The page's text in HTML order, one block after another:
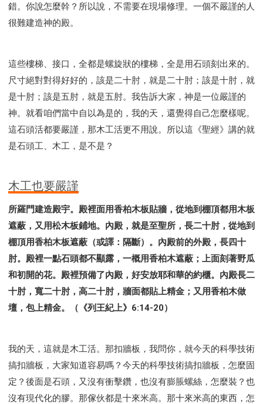
錯。你說怎麼幹？所以說，不需要在現場修理。一個不嚴謹的人
很難建造神的殿。
這些樓梯、接口，全都是螺旋狀的樓梯，全是用石頭刻出來的。
尺寸絕對對得好好的，該是二十肘，就是二十肘；該是十肘，就
是十肘；該是五肘，就是五肘。我告訴大家，神是一位嚴謹的
神。就看咱們當中自以為是的，我的天，還覺得自己怎麼樣呢。
這石頭活都要嚴謹，那木工活更不用說。所以這《聖經》講的就
是石頭工、木工，是不是？
木工也要嚴謹
所羅門建造殿宇。殿裡面用香柏木板貼牆，從地到棚頂都用木板
遮蔽，又用松木板鋪地。內殿，就是至聖所，長二十肘，從地到
棚頂用香柏木板遮蔽（或譯：隔斷）。內殿前的外殿，長四十
肘。殿裡一點石頭都不顯露，一概用香柏木遮蔽；上面刻著野瓜
和初開的花。殿裡預備了內殿，好安放耶和華的約櫃。內殿長二
十肘，寬二十肘，高二十肘，牆面都貼上精金；又用香柏木做
壇，包上精金。（《列王紀上》6:14-20）
我的天，這就是木工活。那扣牆板，我問你，就今天的科學技術
搞扣牆板，大家知道容易嗎？今天的科學技術搞扣牆板，怎麼固
定？後面是石頭，又沒有衝擊鑽，也沒有膨脹螺絲，怎麼裝？也
沒有現代化的膠。那傢伙都是十來米高。那十來米高的東西，怎